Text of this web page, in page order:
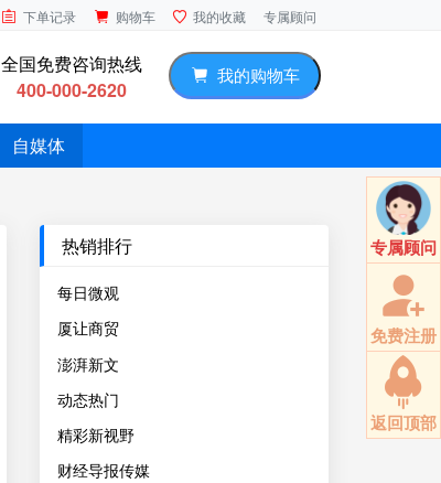
下单记录 购物车 我的收藏 专属顾问
全国免费咨询热线
400-000-2620
我的购物车
自媒体
热销排行
每日微观
厦让商贸
澎湃新文
动态热门
精彩新视野
财经导报传媒
专属顾问
免费注册
返回顶部